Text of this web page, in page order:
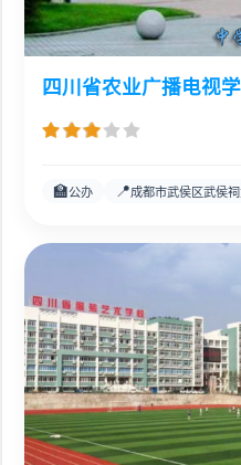
四川省农业广播电视
🏫公办 📍成都市武侯区武侯